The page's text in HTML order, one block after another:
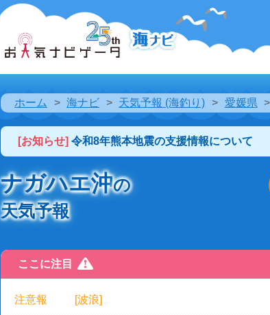
ホーム 海ナビ 天気予報 (海釣り) 愛媛県
[お知らせ] 令和8年熊本地震の支援情報について
ナガハエ沖の
天気予報
ここに注目
注意報 [波浪]